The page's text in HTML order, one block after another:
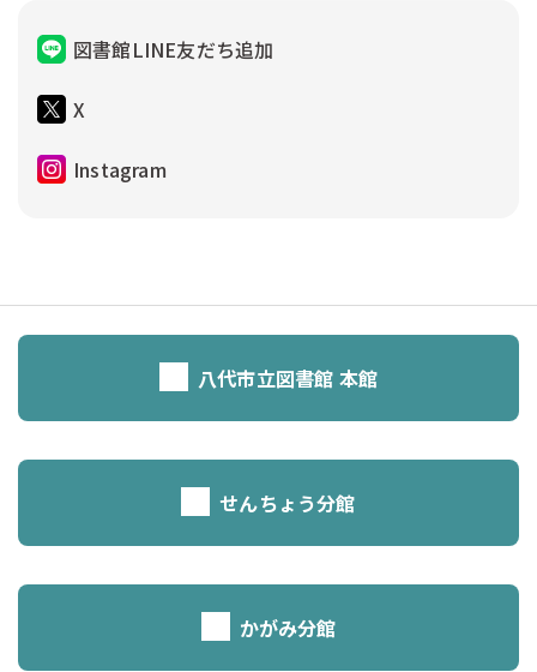
図書館LINE友だち追加
X
Instagram
八代市立図書館 本館
せんちょう分館
かがみ分館